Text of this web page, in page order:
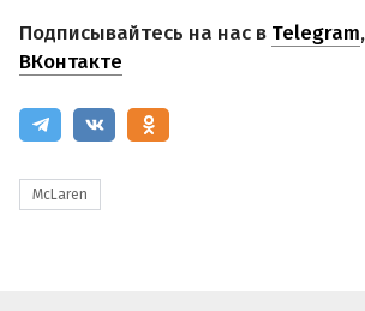
Подписывайтесь на нас в Telegram,
ВКонтакте
McLaren